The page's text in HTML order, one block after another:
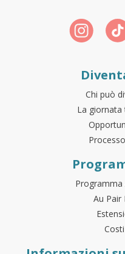
Chi può
La giornata
Programma
Au Pair